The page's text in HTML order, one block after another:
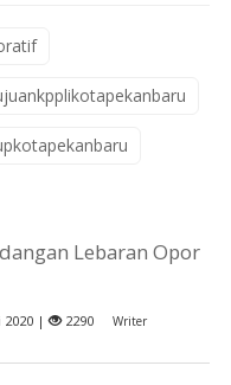
Lebaran Opor
2020 | 2290 Writer